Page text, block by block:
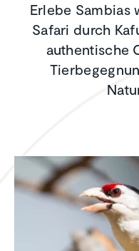
Erlebe Sambias
Safari durch
authentische